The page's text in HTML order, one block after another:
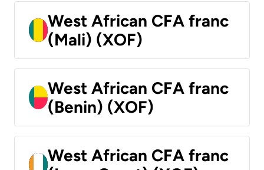
West African CFA franc
(Mali) (XOF)
West African CFA franc
(Benin) (XOF)
West African CFA franc